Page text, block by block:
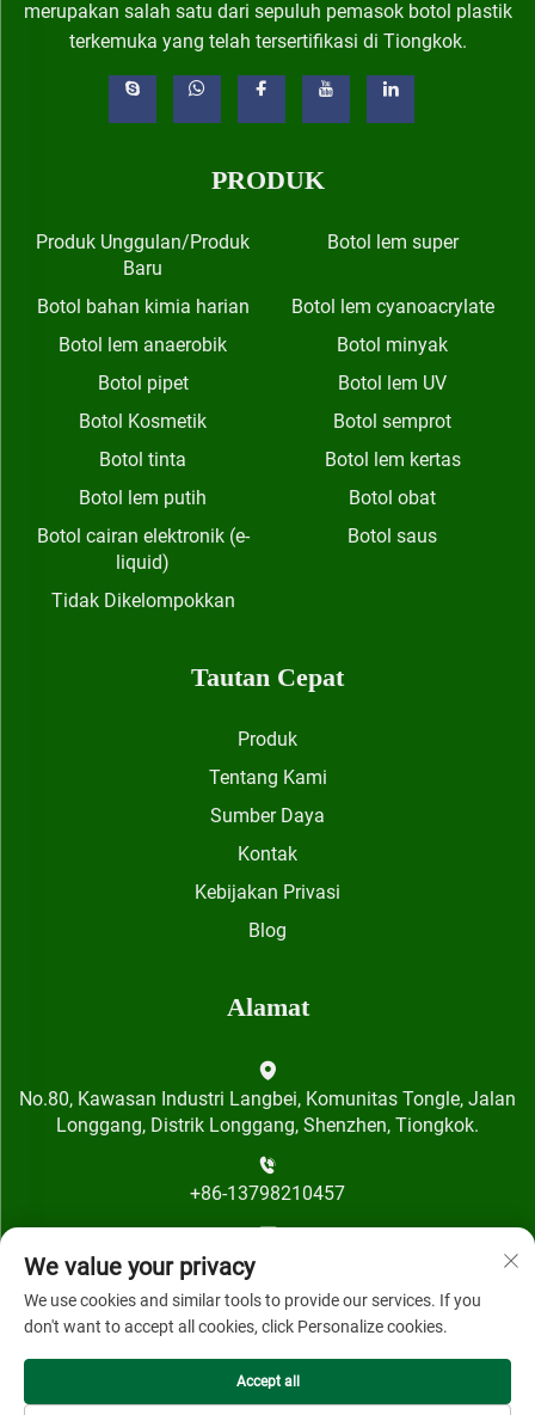
merupakan salah satu dari sepuluh pemasok botol plastik
terkemuka yang telah tersertifikasi di Tiongkok.
PRODUK
Produk Unggulan/Produk
Baru
Botol lem super
Botol bahan kimia harian
Botol lem cyanoacrylate
Botol lem anaerobik
Botol minyak
Botol pipet
Botol lem UV
Botol Kosmetik
Botol semprot
Botol tinta
Botol lem kertas
Botol lem putih
Botol obat
Botol cairan elektronik (e-
liquid)
Botol saus
Tidak Dikelompokkan
Tautan Cepat
Produk
Tentang Kami
Sumber Daya
Kontak
Kebijakan Privasi
Blog
Alamat
No.80, Kawasan Industri Langbei, Komunitas Tongle, Jalan
Longgang, Distrik Longgang, Shenzhen, Tiongkok.
+86-13798210457
[email protected]
We value your privacy
We use cookies and similar tools to provide our services. If you
don't want to accept all cookies, click Personalize cookies.
Accept all